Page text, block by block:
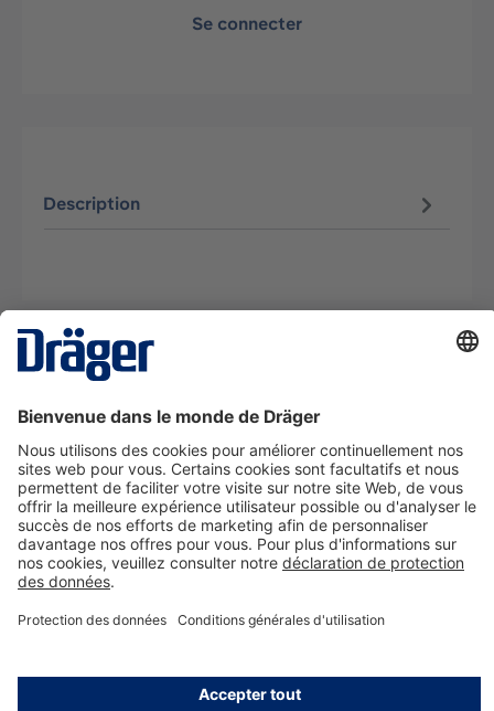
Se connecter
Description
La technologie
Nous contacter
A propos de Dräger
Informations